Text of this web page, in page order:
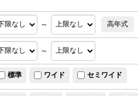
～
～ 高年式
標準 ワイド セミワイド